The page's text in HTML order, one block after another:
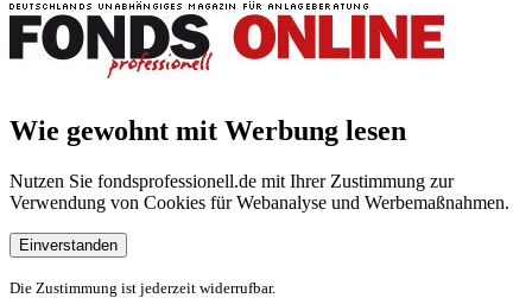
Wie gewohnt mit Werbung lesen
Nutzen Sie fondsprofessionell.de mit Ihrer Zustimmung zur
Verwendung von Cookies für Webanalyse und Werbemaßnahmen.
Einverstanden
Die Zustimmung ist jederzeit widerrufbar.